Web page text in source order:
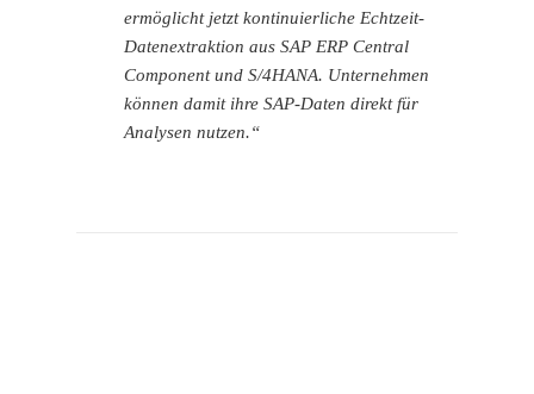
ermöglicht jetzt kontinuierliche Echtzeit-
Datenextraktion aus SAP ERP Central
Component und S/4HANA. Unternehmen
können damit ihre SAP-Daten direkt für
Analysen nutzen.“